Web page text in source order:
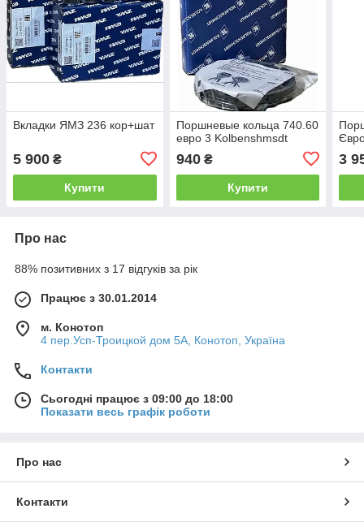
Вкладки ЯМЗ 236 кор+шат
5 900 ₴
Купити
Поршневые кольца 740.60
евро 3 Kolbenshmsdt
940₴
Купити
3
Про нас
88% позитивних з 17 відгуків за рік
Працює з 30.01.2014
м. Конотоп
4 пер.Усп-Троицкой дом 5А, Конотоп, Україна
Контакти
Сьогодні працює з 09:00 до 18:00
Показати весь графік роботи
Про нас
Контакти